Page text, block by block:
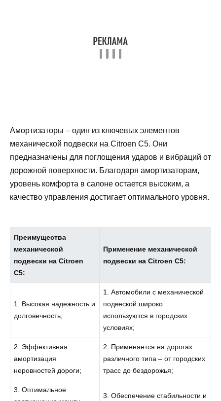
Амортизаторы – один из ключевых элементов
механической подвески на Citroen C5. Они
предназначены для поглощения ударов и вибраций от
дорожной поверхности. Благодаря амортизаторам,
уровень комфорта в салоне остается высоким, а
качество управления достигает оптимального уровня.
Преимущества
механической
подвески на Citroen
C5:
Применение механической
подвески на Citroen C5:
1. Высокая надежность и
долговечность;
1. Автомобили с механической
подвеской широко
используются в городских
условиях;
2. Эффективная
амортизация
неровностей дороги;
2. Применяется на дорогах
различного типа – от городских
трасс до бездорожья;
3. Оптимальное
3. Обеспечение стабильности и